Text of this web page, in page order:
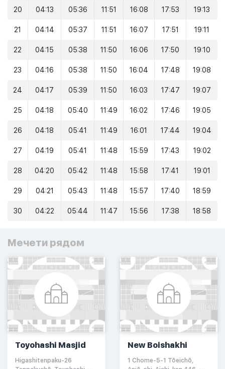
20 04:13 05:36 11:51 16:08 17:53 19:13
21 04:14 05:37 11:51 16:07 17:51 19:11
22 04:15 05:38 11:50 16:06 17:50 19:10
23 04:16 05:38 11:50 16:04 17:48 19:08
24 04:17 05:39 11:50 16:03 17:47 19:07
25 04:18 05:40 11:49 16:02 17:46 19:05
26 04:18 05:41 11:49 16:01 17:44 19:04
27 04:19 05:41 11:48 15:59 17:43 19:02
28 04:20 05:42 11:48 15:58 17:41 19:01
29 04:21 05:43 11:48 15:57 17:40 18:59
30 04:22 05:44 11:47 15:56 17:38 18:58
Мечети рядом
Toyohashi Masjid
Higashitenpaku-26
New Boishakhi
1 Chome-5-1 Tōeichō,